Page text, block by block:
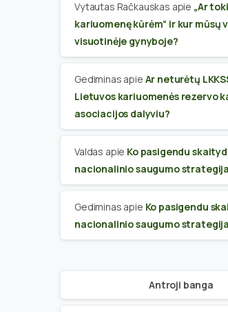
Vytautas Račkauskas apie „Ar
kariuomenę kūrėm“ ir kur mūsų
visuotinėje gynyboje?
Gediminas apie Ar neturėtų
Lietuvos kariuomenės rezervo
asociacijos dalyviu?
Valdas apie Ko pasigendu
nacionalinio saugumo
Gediminas apie Ko pasigendu
nacionalinio saugumo
Antroji banga